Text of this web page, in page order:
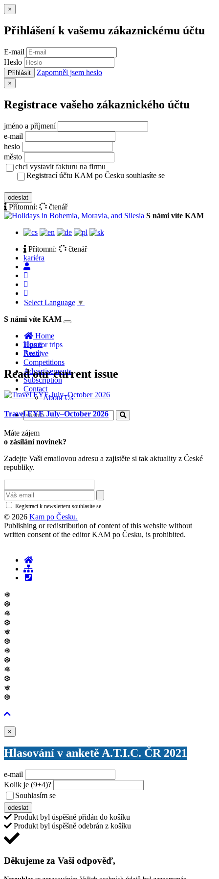
×
Přihlášení k vašemu zákaznickému účtu
E-mail
Heslo
Přihlásit Zapomněl jsem heslo
×
Registrace vašeho zákaznického účtu
jméno a příjmení
e-mail
heslo
město
chci vystavit fakturu na firmu
Registrací účtu KAM po Česku souhlasíte se
odeslat
Přítomní:
čtenář
S námi víte KAM
Přítomní:
čtenář
kariéra
Select Language ▼
S námi víte KAM
Toggle
Home
Tips for trips
Archive
Competitions
Advertisements
Subscription
Contact
About Us
Home
Read
Read our current issue
Travel EYE July–October 2026
Máte zájem
o zásílání novinek?
Zadejte Vaši emailovou adresu a zajistěte si tak aktuality z České
republiky.
Registrací k newsletteru souhlasíte se
© 2026 Kam po Česku.
Publishing or redistribution of content of this website without
written consent of the editor KAM po Česku, is prohibited.
❅
❆
❅
❆
❅
❆
❅
❆
❅
❆
❅
❆
×
Hlasování v anketě A.T.I.C. ČR 2021
e-mail
Kolik je (9+4)?
Souhlasím se
odeslat
Produkt byl úspěšně přidán do košíku
Produkt byl úspěšně odebrán z košíku
Děkujeme za Vaši odpověď,